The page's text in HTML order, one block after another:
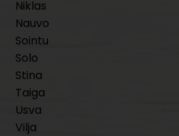
Niklas
Nauvo
Sointu
Solo
Stina
Taiga
Usva
Vilja